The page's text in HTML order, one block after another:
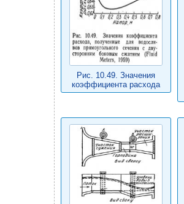
Рис. 10.49. Значения
коэффициента расхода